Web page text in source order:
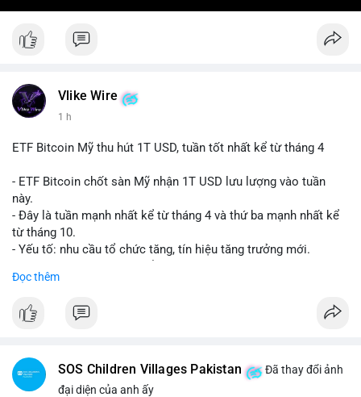
Vlike Wire
1 h
ETF Bitcoin Mỹ thu hút 1T USD, tuần tốt nhất kể từ tháng 4
- ETF Bitcoin chốt sàn Mỹ nhận 1T USD lưu lượng vào tuần
này.
- Đây là tuần mạnh nhất kể từ tháng 4 và thứ ba mạnh nhất kể
từ tháng 10.
- Yếu tố: nhu cầu tổ chức tăng, tín hiệu tăng trưởng mới.
dẫn.
#binancesquare
#vlikevn #titanbot
Đọc thêm
SOS Children Villages Pakistan
Đã thay đổi ảnh
đại diện của anh ấy